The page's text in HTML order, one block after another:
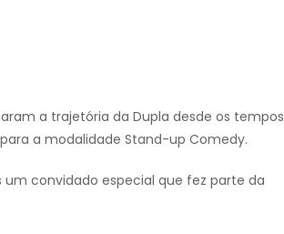
a trajetória da Dupla desde os tempos
a modalidade Stand-up Comedy.
convidado especial que fez parte da